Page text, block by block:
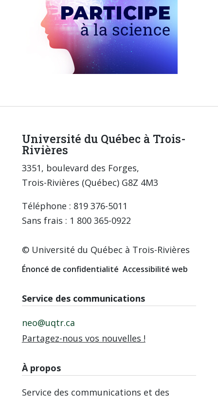
Université du Québec à Trois-
Rivières
3351, boulevard des Forges,
Trois-Rivières (Québec) G8Z 4M3
Téléphone : 819 376-5011
Sans frais : 1 800 365-0922
© Université du Québec à Trois-Rivières
Énoncé de confidentialité Accessibilité web
Service des communications
neo@uqtr.ca
Partagez-nous vos nouvelles !
À propos
Service des communications et des